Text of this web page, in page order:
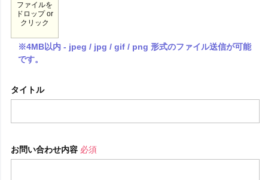
ファイルを
ドロップ or
クリック
※4MB以内 - jpeg / jpg / gif / png 形式のファイル送信が可能
です。
タイトル
お問い合わせ内容 必須